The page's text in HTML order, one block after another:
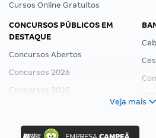
Cursos Online Gratuitos
CONCURSOS PÚBLICOS EM
DESTAQUE
Concursos Abertos
Concursos 2026
Concursos 2025
Concurso Ibama
Veja mais